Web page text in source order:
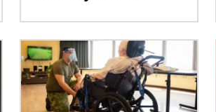
Obrázok